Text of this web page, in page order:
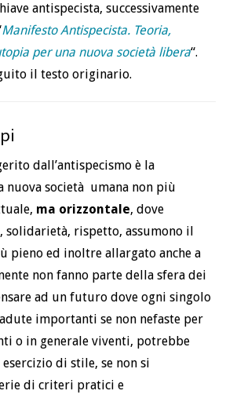
antispecista, successivamente
Manifesto Antispecista. Teoria,
per una nuova società libera“.
il testo originario.
dall’antispecismo è la
nuova società umana non più
ma orizzontale, dove
solidarietà, rispetto, assumono il
pieno ed inoltre allargato anche a
non fanno parte della sfera dei
ad un futuro dove ogni singolo
importanti se non nefaste per
o in generale viventi, potrebbe
di stile, se non si
di criteri pratici e